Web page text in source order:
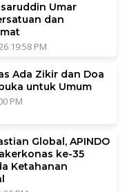
Umar
dan
19:58 PM
Ada Zikir dan Doa
untuk Umum
PM
Global, APINDO
ke-35
Ketahanan